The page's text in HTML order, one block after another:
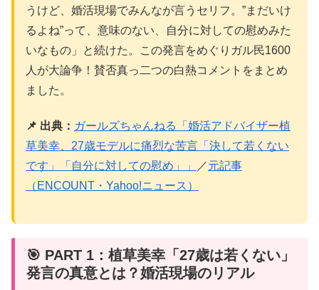
うけど、婚活現場でみんなが言うセリフ。”まだいけ
るよね”って、意味のない、自分に対しての慰めみた
いなもの」と続けた。この発言をめぐりガル民1600
人が大論争！賛否真っ二つの白熱コメントをまとめ
ました。
📌 出典： ガールズちゃんねる「婚活アドバイザー植
草美幸、27歳モデルに痛烈な苦言「決して若くない
です」「自分に対しての慰め」」
／元記事
（ENCOUNT・Yahoo!ニュース）
🎯 PART 1：植草美幸「27歳は若くない」
発言の真意とは？婚活現場のリアル